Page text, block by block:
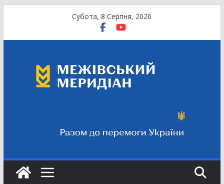
вмісту
Субота, 8 Серпня, 2026